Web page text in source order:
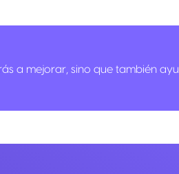
a mejorar, sino que también